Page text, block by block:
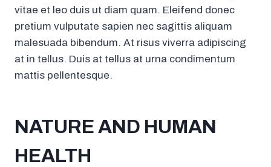
vitae et leo duis ut diam quam. Eleifend donec
pretium vulputate sapien nec sagittis aliquam
malesuada bibendum. At risus viverra adipiscing
at in tellus. Duis at tellus at urna condimentum
mattis pellentesque.
NATURE AND HUMAN
HEALTH